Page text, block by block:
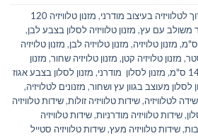
לטלוויזיה בעיצוב מודרני,
מזנון טלוויזיה 120
משולב עם עץ, מזנון טלוויזיה לסלון בצבע לבן,
, מזנון טלויזיה, מזנון טלויזיה לבן, מזנון טלויזיה
, מזנון טלויזיה קטן, מזנון טלויזיה שחור, מזנון
, מזנון לסלון מודרני, מזנון לסלון בצבע אגוז
לסלון מעוצב בגוון עץ ושחור, מזנונים לטלויזיה,
שידה לטלוויזיה,שידות טלוויזיה זולות,שידות טלוויזיה
,שידות טלוויזיה מודרניות,שידות טלוויזיה
,שידות טלוויזיה מעץ,שידות טלוויזיה סטייל